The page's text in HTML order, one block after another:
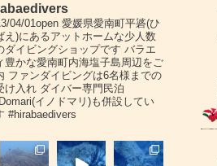
04/01open愛媛県愛南町平碆(ひ
え)にあるアットホームな少人数
ダイビングショップです バラエ
豊かな愛南町内海塩子島周辺をご
ファンダイビングは6名様までの
け入れダイバー専門民泊
イノドマリ)も併設してい
#hirabaedivers